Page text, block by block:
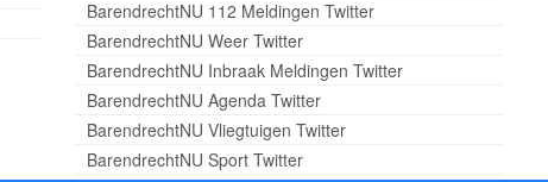
BarendrechtNU 112 Meldingen Twitter
BarendrechtNU Weer Twitter
BarendrechtNU Inbraak Meldingen Twitter
BarendrechtNU Agenda Twitter
BarendrechtNU Vliegtuigen Twitter
BarendrechtNU Sport Twitter